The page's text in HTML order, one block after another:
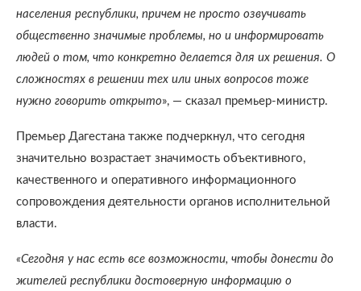
населения республики, причем не просто озвучивать
общественно значимые проблемы, но и информировать
людей о том, что конкретно делается для их решения. О
сложностях в решении тех или иных вопросов тоже
нужно говорить открыто», — сказал премьер-министр.
Премьер Дагестана также подчеркнул, что сегодня
значительно возрастает значимость объективного,
качественного и оперативного информационного
сопровождения деятельности органов исполнительной
власти.
«Сегодня у нас есть все возможности, чтобы донести до
жителей республики достоверную информацию о